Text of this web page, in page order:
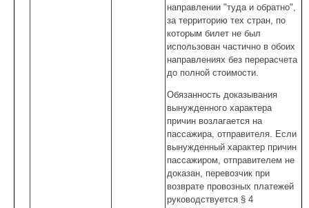
направлении "туда и обратно",
за территорию тех стран, по
которым билет не был
использован частично в обоих
направлениях без перерасчета
до полной стоимости.
Обязанность доказывания
вынужденного характера
причин возлагается на
пассажира, отправителя. Если
вынужденный характер причин
пассажиром, отправителем не
доказан, перевозчик при
возврате провозных платежей
руководствуется § 4